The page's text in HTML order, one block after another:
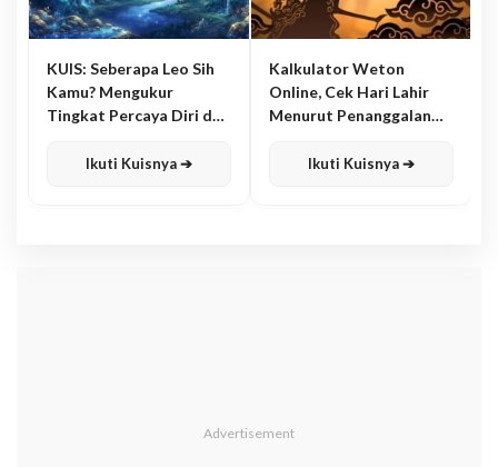
KUIS: Seberapa Leo Sih
Kamu? Mengukur
Tingkat Percaya Diri dan
Ikuti Kuisnya ➔
Kalkulator Weton
Online, Cek Hari Lahir
Menurut Penanggalan
Ikuti Kuisnya ➔